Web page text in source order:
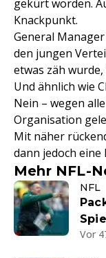
gekürt worden.
Knackpunkt.
General
den jungen
etwas zäh
Und ähnlich wie
Nein – wegen
Organisation
Mit näher
dann jedoch
Mehr NFL-
NFL
Vor